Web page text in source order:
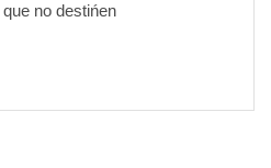
no destińen